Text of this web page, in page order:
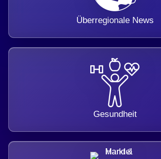
Überregionale News
Gesundheit